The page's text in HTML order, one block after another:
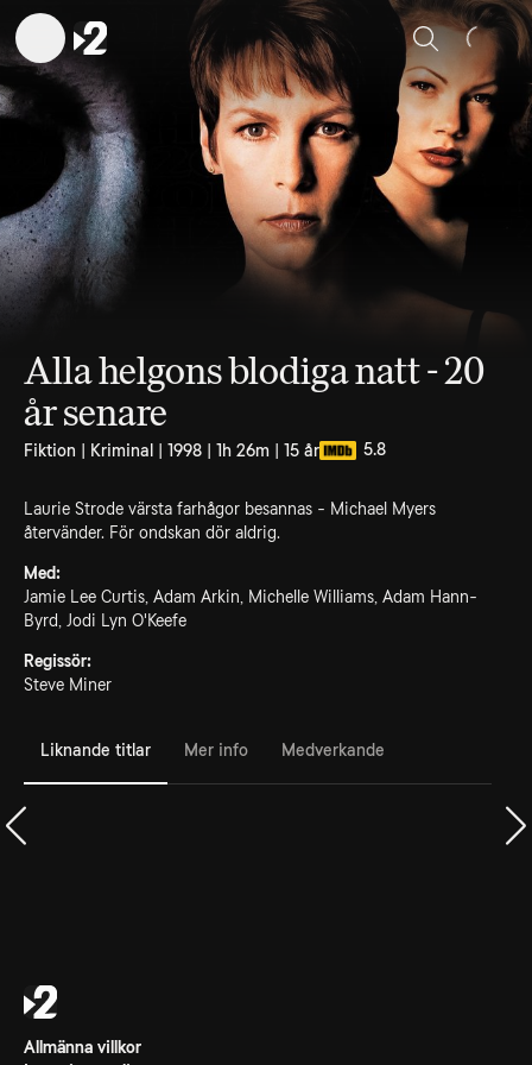
Sök
Alla helgons blodiga natt - 20
år senare
Fiktion | Kriminal | 1998 | 1h 26m | 15 år 5.8
Laurie Strode värsta farhågor besannas - Michael Myers
återvänder. För ondskan dör aldrig.
Med:
Jamie Lee Curtis, Adam Arkin, Michelle Williams, Adam Hann-
Byrd, Jodi Lyn O'Keefe
Regissör:
Steve Miner
Liknande titlar Mer info Medverkande
Allmänna villkor